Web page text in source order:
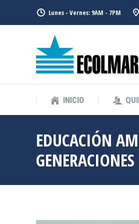
Lunes - Vernes: 9AM - 7PM
INICIO
EDUCACIÓN
GENERACIONES
INICIO